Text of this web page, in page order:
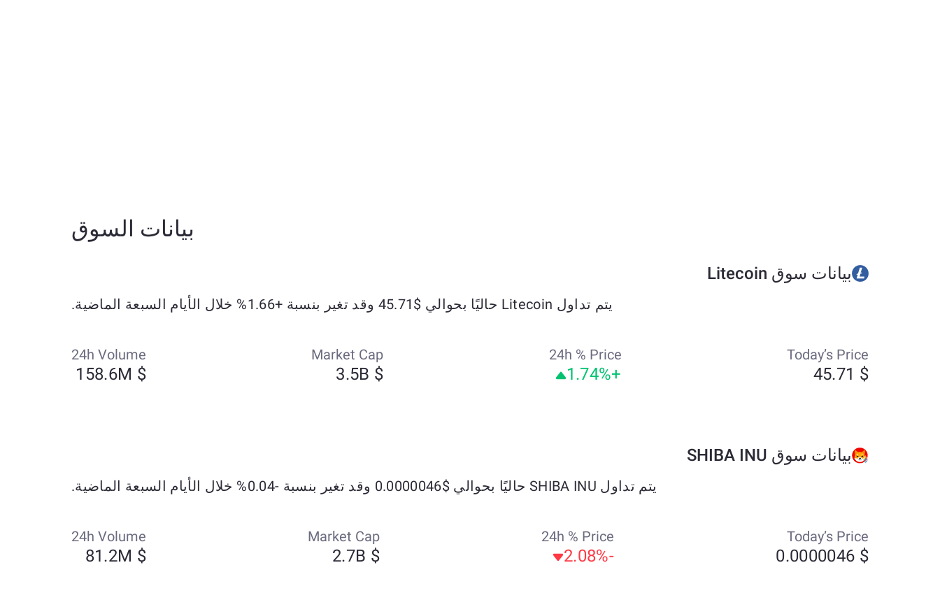
بيانات السوق
بيانات سوق Litecoin
يتم تداول Litecoin حاليًا بحوالي $45.71 وقد تغير بنسبة +1.66% خلال الأيام السبعة الماضية.
Today’s Price
$ 45.71
24h % Price
+1.74%
Market Cap
$ 3.5B
24h Volume
$ 158.6M
بيانات سوق SHIBA INU
يتم تداول SHIBA INU حاليًا بحوالي $0.0000046 وقد تغير بنسبة -0.04% خلال الأيام السبعة الماضية.
Today’s Price
$ 0.0000046
24h % Price
-2.08%
Market Cap
$ 2.7B
24h Volume
$ 81.2M